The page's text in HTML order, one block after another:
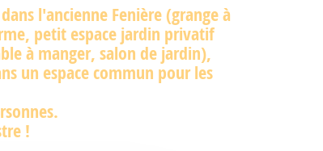
l'ancienne Fenière (grange à
petit espace jardin privatif
à manger, salon de jardin),
un espace commun pour les
!